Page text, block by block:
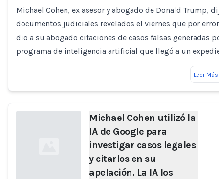
Michael Cohen, ex asesor y abogado de Donald Trump,
documentos judiciales revelados el viernes que por
dio a su abogado citaciones de casos falsas generadas
programa de inteligencia artificial que llegó a un
Leer Más
Michael Cohen utilizó la
IA de Google para
investigar casos legales
y citarlos en su
apelación. La IA los